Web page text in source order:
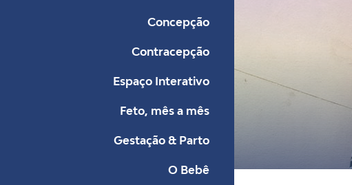
Concepção
Contracepção
Espaço Interativo
Feto, mês a mês
Gestação & Parto
O Bebê Blog